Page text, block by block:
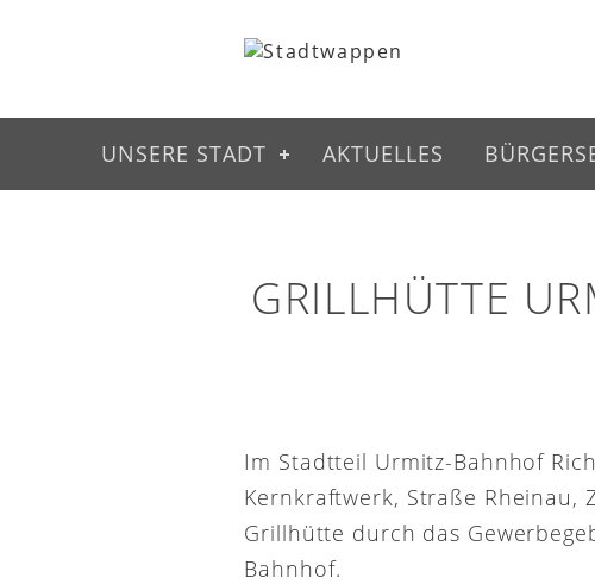
UNSERE STADT AKTUELLES
GRILLHÜTTE
Im Stadtteil Urmitz-Bahnhof
Kernkraftwerk, Straße Rheinau,
Grillhütte durch das
Bahnhof.